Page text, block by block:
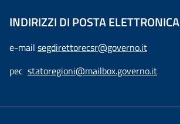
INDIRIZZI DI POSTA ELETTRONICA
e-mail segdirettorecsr@governo.it
pec statoregioni@mailbox.governo.it